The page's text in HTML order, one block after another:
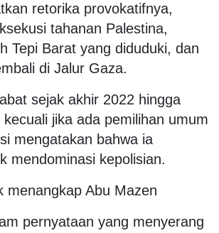
retorika provokatifnya,
tahanan Palestina,
Tepi Barat yang diduduki, dan
di Jalur Gaza.
sejak akhir 2022 hingga
jika ada pemilihan umum
mengatakan bahwa ia
mendominasi kepolisian.
menangkap Abu Mazen
pernyataan yang menyerang